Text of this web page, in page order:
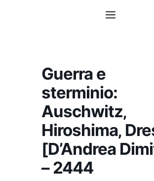
Menu
Guerra e
sterminio:
Auschwitz‚
Hiroshima‚
[D’Andrea
– 2444